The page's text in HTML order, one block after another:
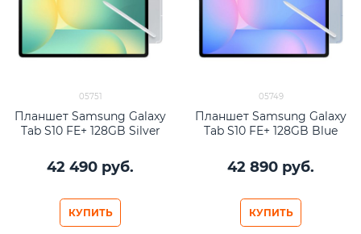
05751
Планшет Samsung Galaxy
Tab S10 FE+ 128GB Silver
42 490 руб.
КУПИТЬ
05749
Планшет Samsung Galaxy
Tab S10 FE+ 128GB Blue
42 890 руб.
КУПИТЬ